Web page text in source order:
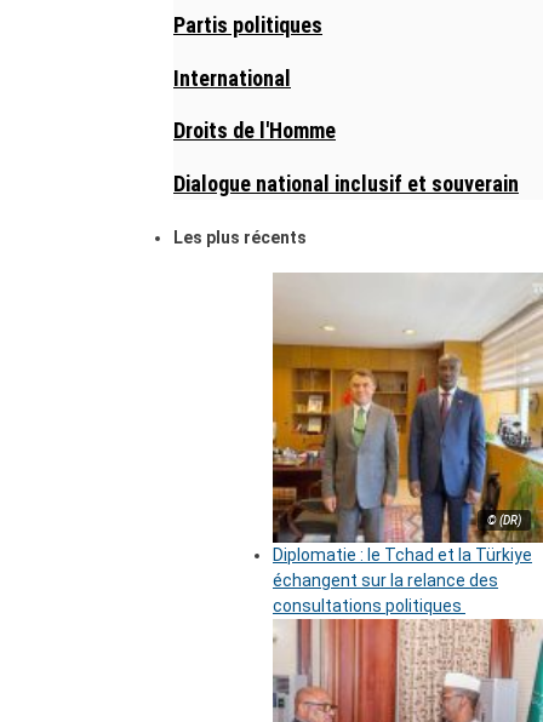
Partis politiques
International
Droits de l'Homme
Dialogue national inclusif et souverain
Les plus récents
© (DR)
Diplomatie : le Tchad et la Türkiye
échangent sur la relance des
consultations politiques